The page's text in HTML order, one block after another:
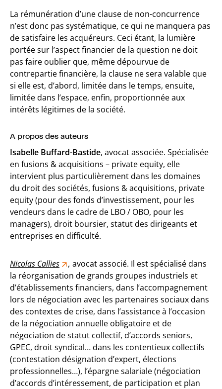
La rémunération d’une clause de non-concurrence
n’est donc pas systématique, ce qui ne manquera pas
de satisfaire les acquéreurs. Ceci étant, la lumière
portée sur l’aspect financier de la question ne doit
pas faire oublier que, même dépourvue de
contrepartie financière, la clause ne sera valable que
si elle est, d’abord, limitée dans le temps, ensuite,
limitée dans l’espace, enfin, proportionnée aux
intérêts légitimes de la société.
A propos des auteurs
Isabelle Buffard-Bastide, avocat associée. Spécialisée
en fusions & acquisitions – private equity, elle
intervient plus particulièrement dans les domaines
du droit des sociétés, fusions & acquisitions, private
equity (pour des fonds d’investissement, pour les
vendeurs dans le cadre de LBO / OBO, pour les
managers), droit boursier, statut des dirigeants et
entreprises en difficulté.
Nicolas Callies , avocat associé. Il est spécialisé dans
la réorganisation de grands groupes industriels et
d’établissements financiers, dans l’accompagnement
lors de négociation avec les partenaires sociaux dans
des contextes de crise, dans l’assistance à l’occasion
de la négociation annuelle obligatoire et de
négociation de statut collectif, d’accords seniors,
GPEC, droit syndical… dans les contentieux collectifs
(contestation désignation d’expert, élections
professionnelles…), l’épargne salariale (négociation
d’accords d’intéressement, de participation et plan